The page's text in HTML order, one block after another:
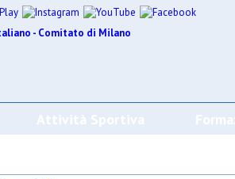
Attività Sportiva